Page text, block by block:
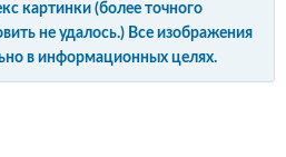
картинки (более точного
не удалось.) Все изображения
в информационных целях.